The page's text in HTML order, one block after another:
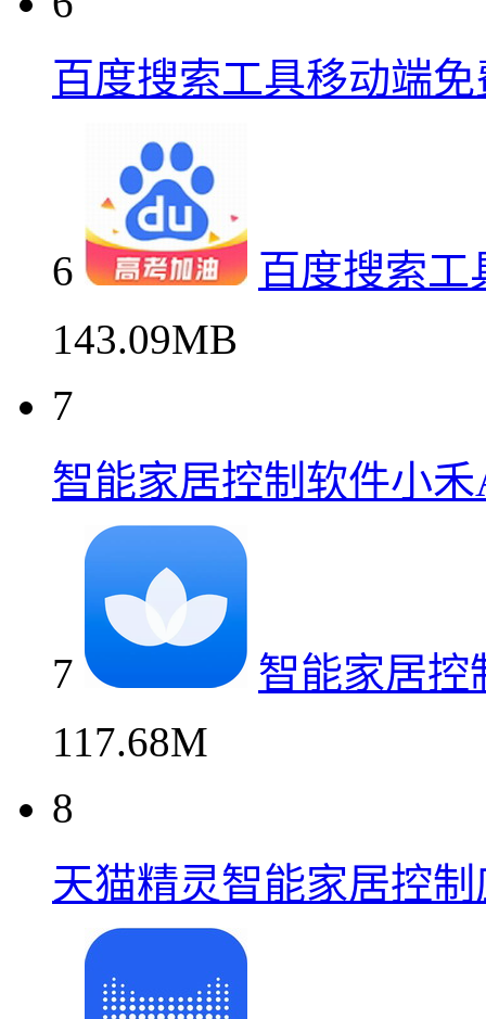
百度搜索工具移动端
6
百度搜索工
143.09MB
7
智能家居控制软件小禾
7
智能家居控
117.68M
8
天猫精灵智能家居控